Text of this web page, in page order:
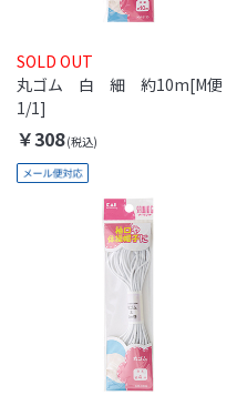
SOLD OUT
丸ゴム 白 細 約10m[M便
1/1]
￥308